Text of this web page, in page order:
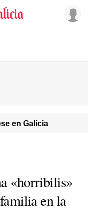
en Galicia
«horribilis»
en la